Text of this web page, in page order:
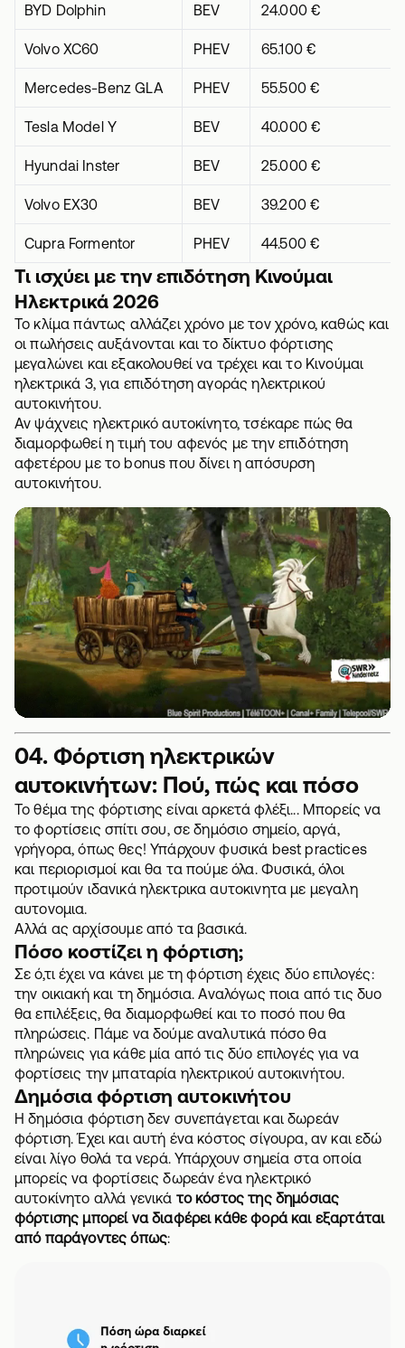
BYD Dolphin BEV 24.000 €
Volvo XC60 PHEV 65.100 €
Mercedes-Benz GLA PHEV 55.500 €
Tesla Model Y BEV 40.000 €
Hyundai Inster BEV 25.000 €
Volvo EX30 BEV 39.200 €
Cupra Formentor PHEV 44.500 €
Τι ισχύει με την επιδότηση Κινούμαι
Ηλεκτρικά 2026
Το κλίμα πάντως αλλάζει χρόνο με τον χρόνο, καθώς και
οι πωλήσεις αυξάνονται και το δίκτυο φόρτισης
μεγαλώνει και εξακολουθεί να τρέχει και το Κινούμαι
ηλεκτρικά 3, για επιδότηση αγοράς ηλεκτρικού
αυτοκινήτου
Αν ψάχνεις ηλεκτρικό αυτοκίνητο, τσέκαρε πώς θα
διαμορφωθεί η τιμή του αφενός με την επιδότηση
αφετέρου με το bonus που δίνει ηαπόσυρση
αυτοκινήτου
04. Φόρτιση ηλεκτρικών
αυτοκινήτων: Πού, πώς και πόσο
Το θέμα της φόρτισης είναι αρκετά φλέξι... Μπορείς να
το φορτίσεις σπίτι σου, σε δημόσιο σημείο, αργά,
γρήγορα, όπως θες! Υπάρχουν φυσικά best practices
και περιορισμοί και θα τα πούμε όλα. Φυσικά, όλοι
προτιμούν ιδανικά ηλεκτρικα αυτοκινητα με μεγαλη
αυτονομια.
Αλλά ας αρχίσουμε από τα βασικά.
Πόσο κοστίζει η φόρτιση;
Σε ό,τι έχει να κάνει με τη φόρτιση έχεις δύο επιλογές:
την οικιακή και τη δημόσια. Αναλόγως ποια από τις δυο
θα επιλέξεις, θα διαμορφωθεί και το ποσό που θα
πληρώσεις. Πάμε να δούμε αναλυτικά πόσο θα
πληρώνεις για κάθε μία από τις δύο επιλογές για να
φορτίσεις την μπαταρία ηλεκτρικού αυτοκινήτου.
Δημόσια φόρτιση αυτοκινήτου
Η δημόσια φόρτιση δεν συνεπάγεται και δωρεάν
φόρτιση. Έχει και αυτή ένα κόστος σίγουρα, αν και εδώ
είναι λίγο θολά τα νερά. Υπάρχουν σημεία στα οποία
μπορείς να φορτίσεις δωρεάν ένα ηλεκτρικό
αυτοκίνητο αλλά γενικά το κόστος της δημόσιας
φόρτισης μπορεί να διαφέρει κάθε φορά και εξαρτάται
από παράγοντες όπως: